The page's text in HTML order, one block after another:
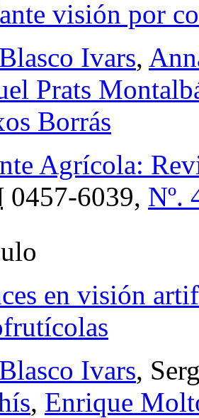
visión por
Ivars,
Prats
Borrás
Agrícola:
0457-6039, Nº.
en visión
Ivars,
, Enrique